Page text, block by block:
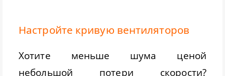
Настройте кривую вентиляторов
Хотите меньше шума ценой
небольшой потери скорости?